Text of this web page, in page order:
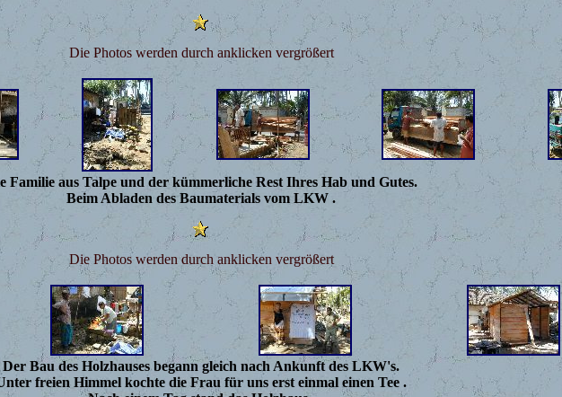
Die Photos werden durch anklicken vergrößert
Familie aus Talpe und der kümmerliche Rest Ihres Hab und Gutes.
Beim Abladen des Baumaterials vom LKW .
Die Photos werden durch anklicken vergrößert
Der Bau des Holzhauses begann gleich nach Ankunft des LKW's.
freien Himmel kochte die Frau für uns erst einmal einen Tee .